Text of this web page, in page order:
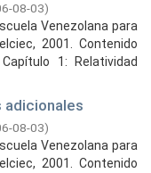
08-03)
Venezolana para
2001. Contenido
1: Relatividad
adicionales
08-03)
Venezolana para
2001. Contenido